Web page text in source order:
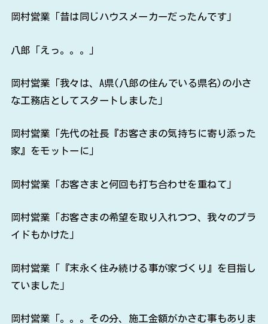
岡村営業「昔は同じハウスメーカーだったんです」
八郎「えっ。。。」
岡村営業「我々は、A県(八郎の住んでいる県名)の小さ
な工務店としてスタートしました」
岡村営業「先代の社長『お客さまの気持ちに寄り添った
家』をモットーに」
岡村営業「お客さまと何回も打ち合わせを重ねて」
岡村営業「お客さまの希望を取り入れつつ、我々のプラ
イドもかけた」
岡村営業「『末永く住み続ける事が家づくり』を目指し
ていました」
岡村営業「。。。その分、施工金額がかさむ事もありま